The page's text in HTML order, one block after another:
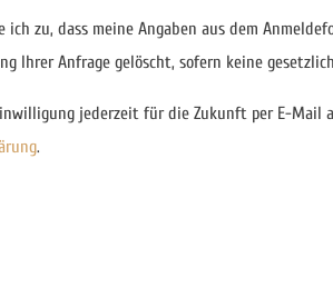
zu, dass meine Angaben aus dem
Ihrer Anfrage gelöscht, sofern keine
jederzeit für die Zukunft per E-
.